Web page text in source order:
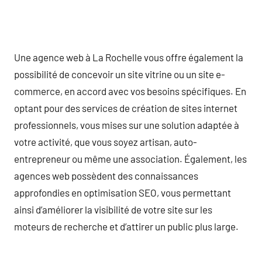
Une agence web à La Rochelle vous offre également la
possibilité de concevoir un site vitrine ou un site e-
commerce, en accord avec vos besoins spécifiques. En
optant pour des services de création de sites internet
professionnels, vous mises sur une solution adaptée à
votre activité, que vous soyez artisan, auto-
entrepreneur ou même une association. Également, les
agences web possèdent des connaissances
approfondies en optimisation SEO, vous permettant
ainsi d’améliorer la visibilité de votre site sur les
moteurs de recherche et d’attirer un public plus large.